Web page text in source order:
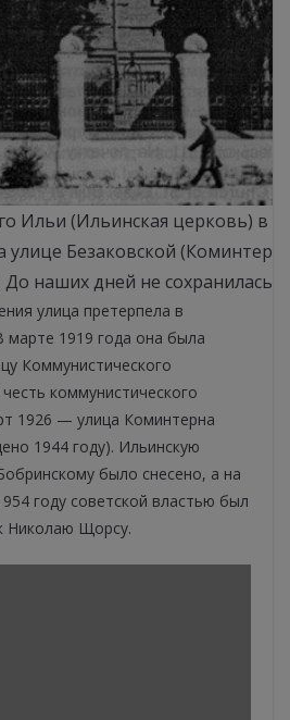
Ильи (Ильинская церковь) в
Безаковской
наших дней не сохранилась.
улица претерпела в
марте 1919 года она была
Коммунистического
коммунистического
1926 — улица Коминтерна
1944 году). Ильинскую
было снесено, а на
году советской властью был
Николаю Щорсу.